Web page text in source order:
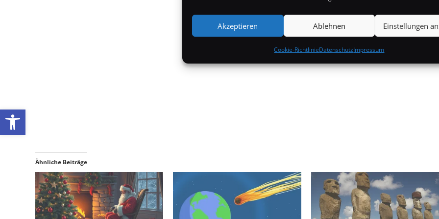
Werkzeugleiste öffnen
Akzeptieren Ablehnen Einstellungen
Cookie-RichtlinieDatenschutzImpressum
Ähnliche Beiträge